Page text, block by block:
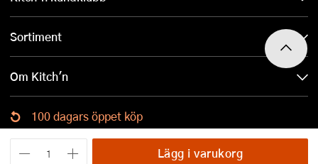
Lägg i varukorg
Sortiment
Om Kitch'n
100 dagars öppet köp
Ladda ned Kitch´n-appen